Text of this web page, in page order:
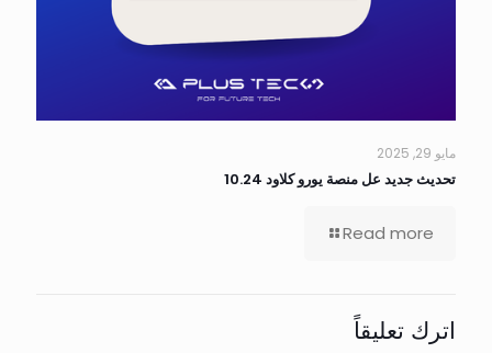
مايو 29, 2025
تحديث جديد عل منصة يورو كلاود 10.24
Read more
اترك تعليقاً